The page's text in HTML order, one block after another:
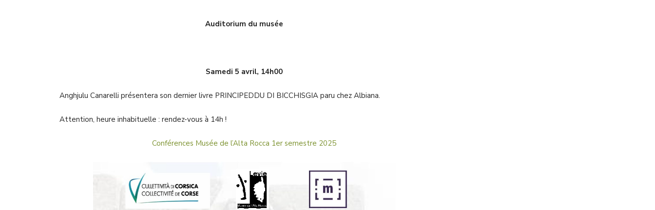
Auditorium du musée
Samedi 5 avril, 14h00
Anghjulu Canarelli présentera son dernier livre PRINCIPEDDU DI BICCHISGIA paru chez Albiana.
Attention, heure inhabituelle : rendez-vous à 14h !
Conférences Musée de l’Alta Rocca 1er semestre 2025